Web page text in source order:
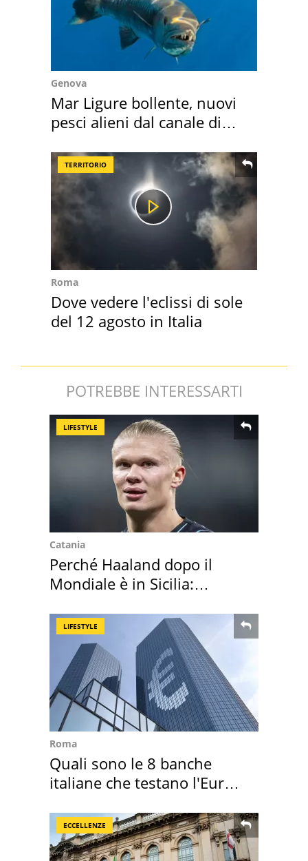
Genova
Mar Ligure bollente, nuovi
pesci alieni dal canale di
TERRITORIO
Roma
Dove vedere l'eclissi di sole
del 12 agosto in Italia
POTREBBE INTERESSARTI
LIFESTYLE
Catania
Perché Haaland dopo il
Mondiale è in Sicilia:
LIFESTYLE
Roma
Quali sono le 8 banche
italiane che testano l'Euro
ECCELLENZE